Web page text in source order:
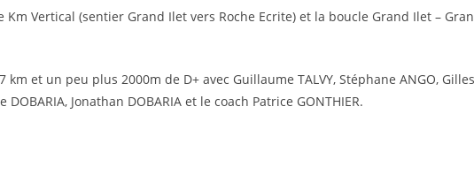
Km Vertical (sentier Grand Ilet vers Roche Ecrite) et la boucle Grand Ilet –
km et un peu plus 2000m de D+ avec Guillaume TALVY, Stéphane ANGO, Gilles
DOBARIA, Jonathan DOBARIA et le coach Patrice GONTHIER.